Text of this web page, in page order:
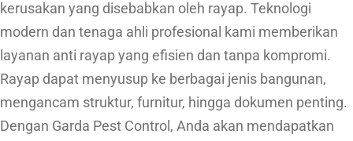
kerusakan yang disebabkan oleh rayap. Teknologi
modern dan tenaga ahli profesional kami memberikan
layanan anti rayap yang efisien dan tanpa kompromi.
Rayap dapat menyusup ke berbagai jenis bangunan,
mengancam struktur, furnitur, hingga dokumen penting.
Dengan Garda Pest Control, Anda akan mendapatkan